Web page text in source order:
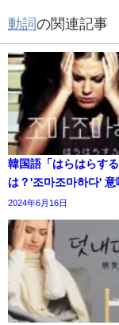
動詞の関連記事
韓国語「はらはらす
は？'조마조마하다' 意
2024年6月16日